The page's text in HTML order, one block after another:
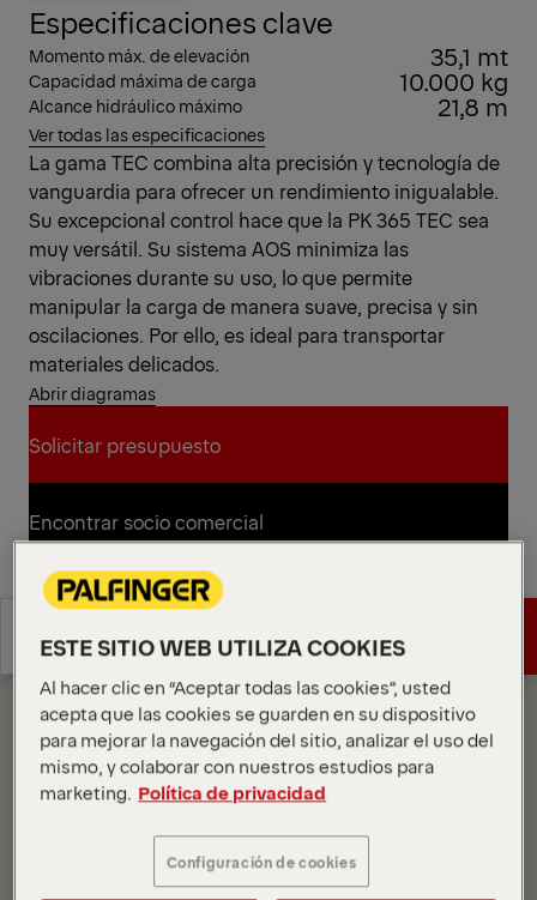
Especificaciones clave
Momento máx. de elevación 35,1 mt
Capacidad máxima de carga 10.000 kg
Alcance hidráulico máximo 21,8 m
Ver todas las especificaciones
La gama TEC combina alta precisión y tecnología de
vanguardia para ofrecer un rendimiento inigualable.
Su excepcional control hace que la PK 365 TEC sea
muy versátil. Su sistema AOS minimiza las
vibraciones durante su uso, lo que permite
manipular la carga de manera suave, precisa y sin
oscilaciones. Por ello, es ideal para transportar
materiales delicados.
Abrir diagramas
Solicitar presupuesto
Solicitar presupuesto
Encontrar socio comercial
Encontrar socio comercial
técnicas
Especificaciones
técnicas
Solicitar presupuesto
Solicitar presupuesto
Diagramas
ESTE SITIO WEB UTILIZA COOKIES
Al hacer clic en “Aceptar todas las cookies”, usted
acepta que las cookies se guarden en su dispositivo
para mejorar la navegación del sitio, analizar el uso del
mismo, y colaborar con nuestros estudios para
marketing. Política de privacidad
Configuración de cookies